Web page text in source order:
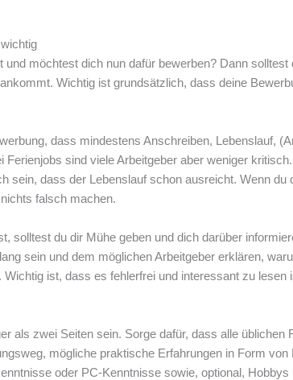
möchtest dich nun dafür bewerben? Dann solltest
Wichtig ist grundsätzlich, dass deine
dass mindestens Anschreiben, Lebenslauf,
sind viele Arbeitgeber aber weniger
sein, dass der Lebenslauf schon ausreicht. Wenn
falsch machen.
solltest du dir Mühe geben und dich darüber
sein und dem möglichen Arbeitgeber erklären,
ist, dass es fehlerfrei und interessant zu lesen
als zwei Seiten sein. Sorge dafür, dass alle üblichen
mögliche praktische Erfahrungen in Form
oder PC-Kenntnisse sowie, optional,